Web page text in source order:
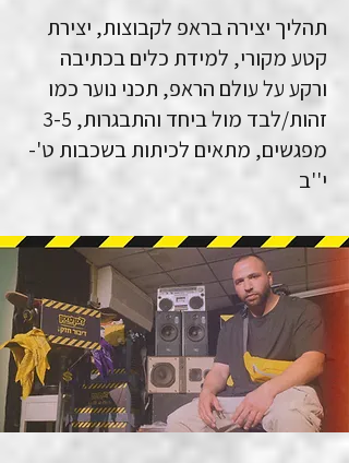
תהליך יצירה בראפ לקבוצות, יצירת
קטע מקורי, למידת כלים בכתיבה
ורקע על עולם הראפ, תכני נוער כמו
זהות/לבד מול ביחד והתבגרות, 3-5
מפגשים, מתאים לכיתות בשכבות ט'-
י''ב